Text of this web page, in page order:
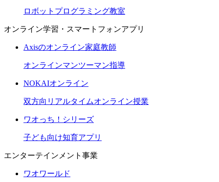
ロボットプログラミング教室
オンライン学習・スマートフォンアプリ
Axisのオンライン家庭教師
オンラインマンツーマン指導
NOKAIオンライン
双方向リアルタイムオンライン授業
ワオっち！シリーズ
子ども向け知育アプリ
エンターテインメント事業
ワオワールド